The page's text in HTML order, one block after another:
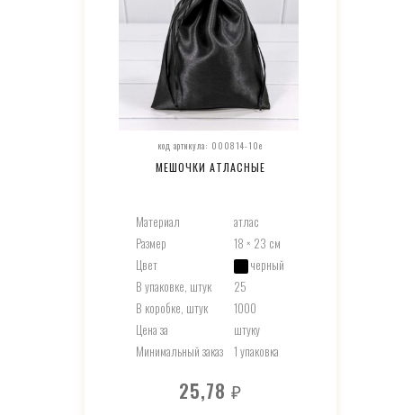
код артикула: 000814-10e
МЕШОЧКИ АТЛАСНЫЕ
Материал
атлас
Размер
18 × 23 см
Цвет
черный
В упаковке, штук
25
В коробке, штук
1000
Цена за
штуку
Минимальный заказ
1 упаковка
25,78₽